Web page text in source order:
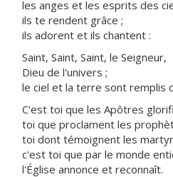
les anges et les esprits des
ils te rendent grâce ;
ils adorent et ils chantent :
Saint, Saint, Saint, le Seigneur,
Dieu de l'univers ;
le ciel et la terre sont remplis
C'est toi que les Apôtres
toi que proclament les
toi dont témoignent les
c'est toi que par le monde
l'Église annonce et reconnaît.